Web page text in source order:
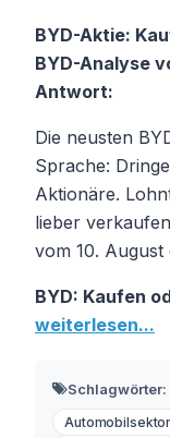
BYD-Aktie:
BYD-Analyse
Antwort:
Die neusten
Sprache:
Aktionäre.
lieber
vom 10.
BYD: Kaufen
weiterlesen...
Schlagwörter:
Automobilsektor